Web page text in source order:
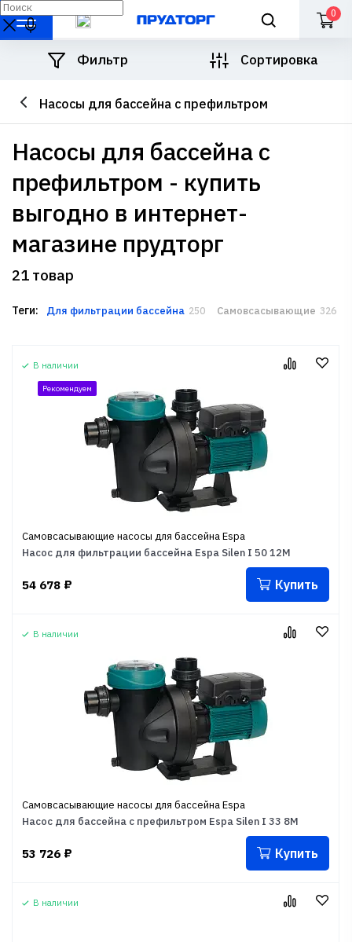
0
Насосы для бассейна с префильтром
Фильтр Сортировка
насосы для бассейна с
префильтром - купить
выгодно в интернет-
магазине прудторг
21 товар
Теги: Для фильтрации бассейна 250 Самовсасывающие 326
В наличии
Рекомендуем
Самовсасывающие насосы для бассейна Espa
Насос для фильтрации бассейна Espa Silen I 50 12M
54 678 ₽ Купить
В наличии
Самовсасывающие насосы для бассейна Espa
Насос для бассейна с префильтром Espa Silen I 33 8M
53 726 ₽ Купить
В наличии